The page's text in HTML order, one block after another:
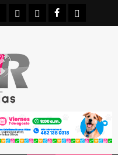
ESTATALES
NACIONALES
FACEBOOK